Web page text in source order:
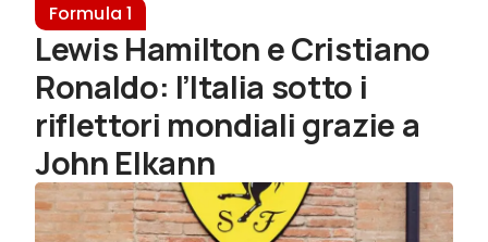
Formula 1
Lewis Hamilton e Cristiano
Ronaldo: l’Italia sotto i
riflettori mondiali grazie a
John Elkann